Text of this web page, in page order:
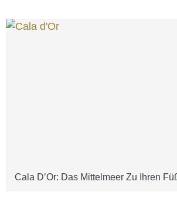
Cala D’Or: Das Mittelmeer Zu Ihren